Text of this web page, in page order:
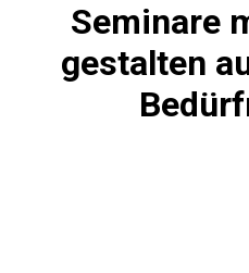
Seminare
gestalten